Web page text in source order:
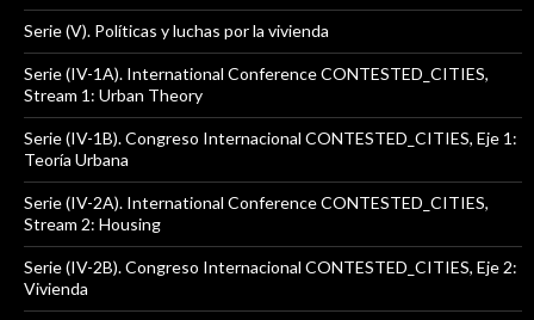
Serie (V). Políticas y luchas por la vivienda
Serie (IV-1A). International Conference CONTESTED_CITIES,
Stream 1: Urban Theory
Serie (IV-1B). Congreso Internacional CONTESTED_CITIES, Eje 1:
Teoría Urbana
Serie (IV-2A). International Conference CONTESTED_CITIES,
Stream 2: Housing
Serie (IV-2B). Congreso Internacional CONTESTED_CITIES, Eje 2:
Vivienda